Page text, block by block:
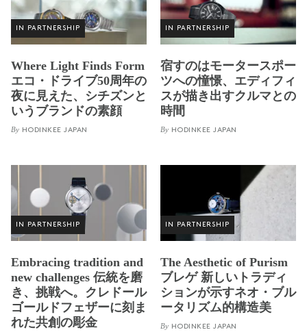
IN PARTNERSHIP
Where Light Finds Form
エコ・ドライブ50周年の
夜に見えた、シチズンと
いうブランドの素顔
By HODINKEE JAPAN
IN PARTNERSHIP
宿すのはモータースポー
ツへの憧憬、エディフィ
スが描き出すクルマとの
時間
By HODINKEE JAPAN
IN PARTNERSHIP
Embracing tradition and
new challenges 伝統を磨
き、挑戦へ。クレドール
ゴールドフェザーに刻ま
れた共創の彫金
IN PARTNERSHIP
The Aesthetic of Purism
ブレゲ 新しいトラディ
ションが示すネオ・ブル
ータリズム的構造美
By HODINKEE JAPAN